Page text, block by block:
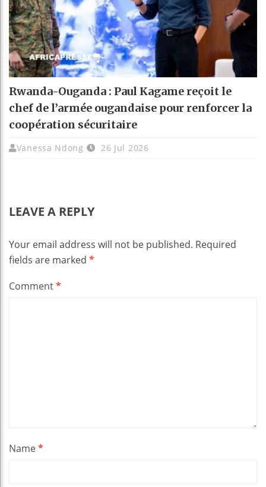
Rwanda-Ouganda : Paul Kagame reçoit le
chef de l’armée ougandaise pour renforcer la
coopération sécuritaire
Vanessa Ndong 26 Jul 2026
LEAVE A REPLY
Your email address will not be published. Required
fields are marked *
Comment*
Name*